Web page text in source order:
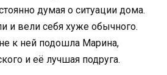
думая о ситуации дома.
и вели себя хуже обычного.
к ней подошла Марина,
и её лучшая подруга.